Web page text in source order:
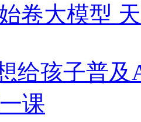
卷大模型
给孩子普
课